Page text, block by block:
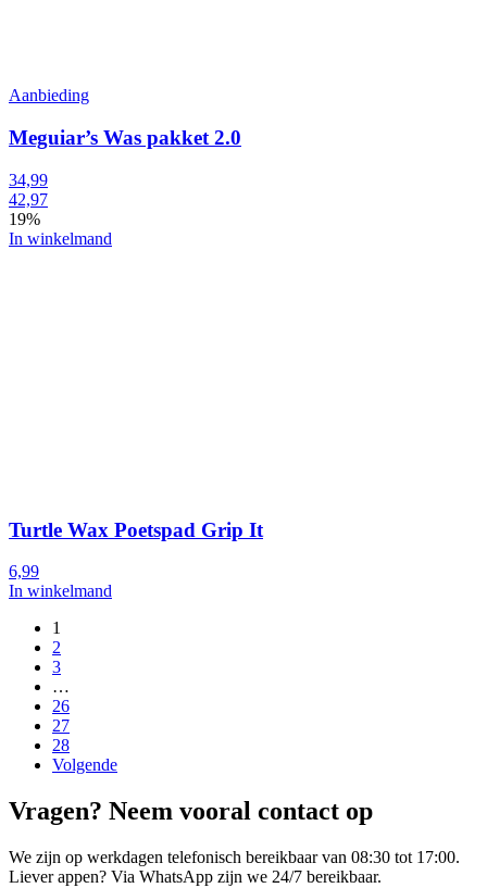
Aanbieding
Meguiar’s Was pakket 2.0
34,99
42,97
19%
In winkelmand
Turtle Wax Poetspad Grip It
6,99
In winkelmand
1
2
3
…
26
27
28
Volgende
Vragen? Neem vooral contact op
We zijn op werkdagen telefonisch bereikbaar van 08:30 tot 17:00.
Liever appen? Via WhatsApp zijn we 24/7 bereikbaar.